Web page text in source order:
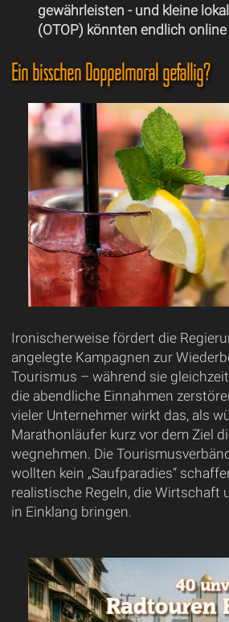
gewährleisten - und kleine
(OTOP) könnten endlich
Ein bisschen Doppelmoral gefällig?
Ironischerweise fördert die
angelegte Kampagnen zur
Tourismus – während sie
die abendliche Einnahmen
vieler Unternehmer wirkt das, als
Marathonläufer kurz vor dem Ziel
wegnehmen. Die
wollten kein „Saufparadies“
realistische Regeln, die Wirtschaft
in Einklang bringen.